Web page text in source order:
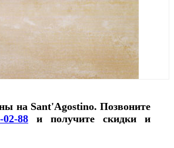
на Sant'Agostino. Позвоните
88 и получите скидки и